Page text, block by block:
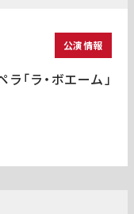
公演情報
「ラ・ボエーム」